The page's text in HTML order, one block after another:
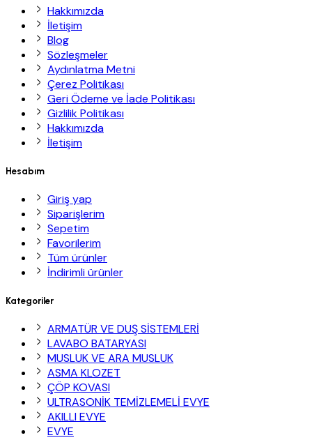
Hakkımızda
İletişim
Blog
Sözleşmeler
Aydınlatma Metni
Çerez Politikası
Geri Ödeme ve İade Politikası
Gizlilik Politikası
Hakkımızda
İletişim
Hesabım
Giriş yap
Siparişlerim
Sepetim
Favorilerim
Tüm ürünler
İndirimli ürünler
Kategoriler
ARMATÜR VE DUŞ SİSTEMLERİ
LAVABO BATARYASI
MUSLUK VE ARA MUSLUK
ASMA KLOZET
ÇÖP KOVASI
ULTRASONİK TEMİZLEMELİ EVYE
AKILLI EVYE
EVYE